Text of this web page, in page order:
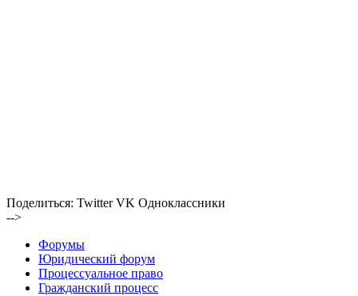
Поделиться: Twitter VK Одноклассники
-->
Форумы
Юридический форум
Процессуальное право
Гражданский процесс